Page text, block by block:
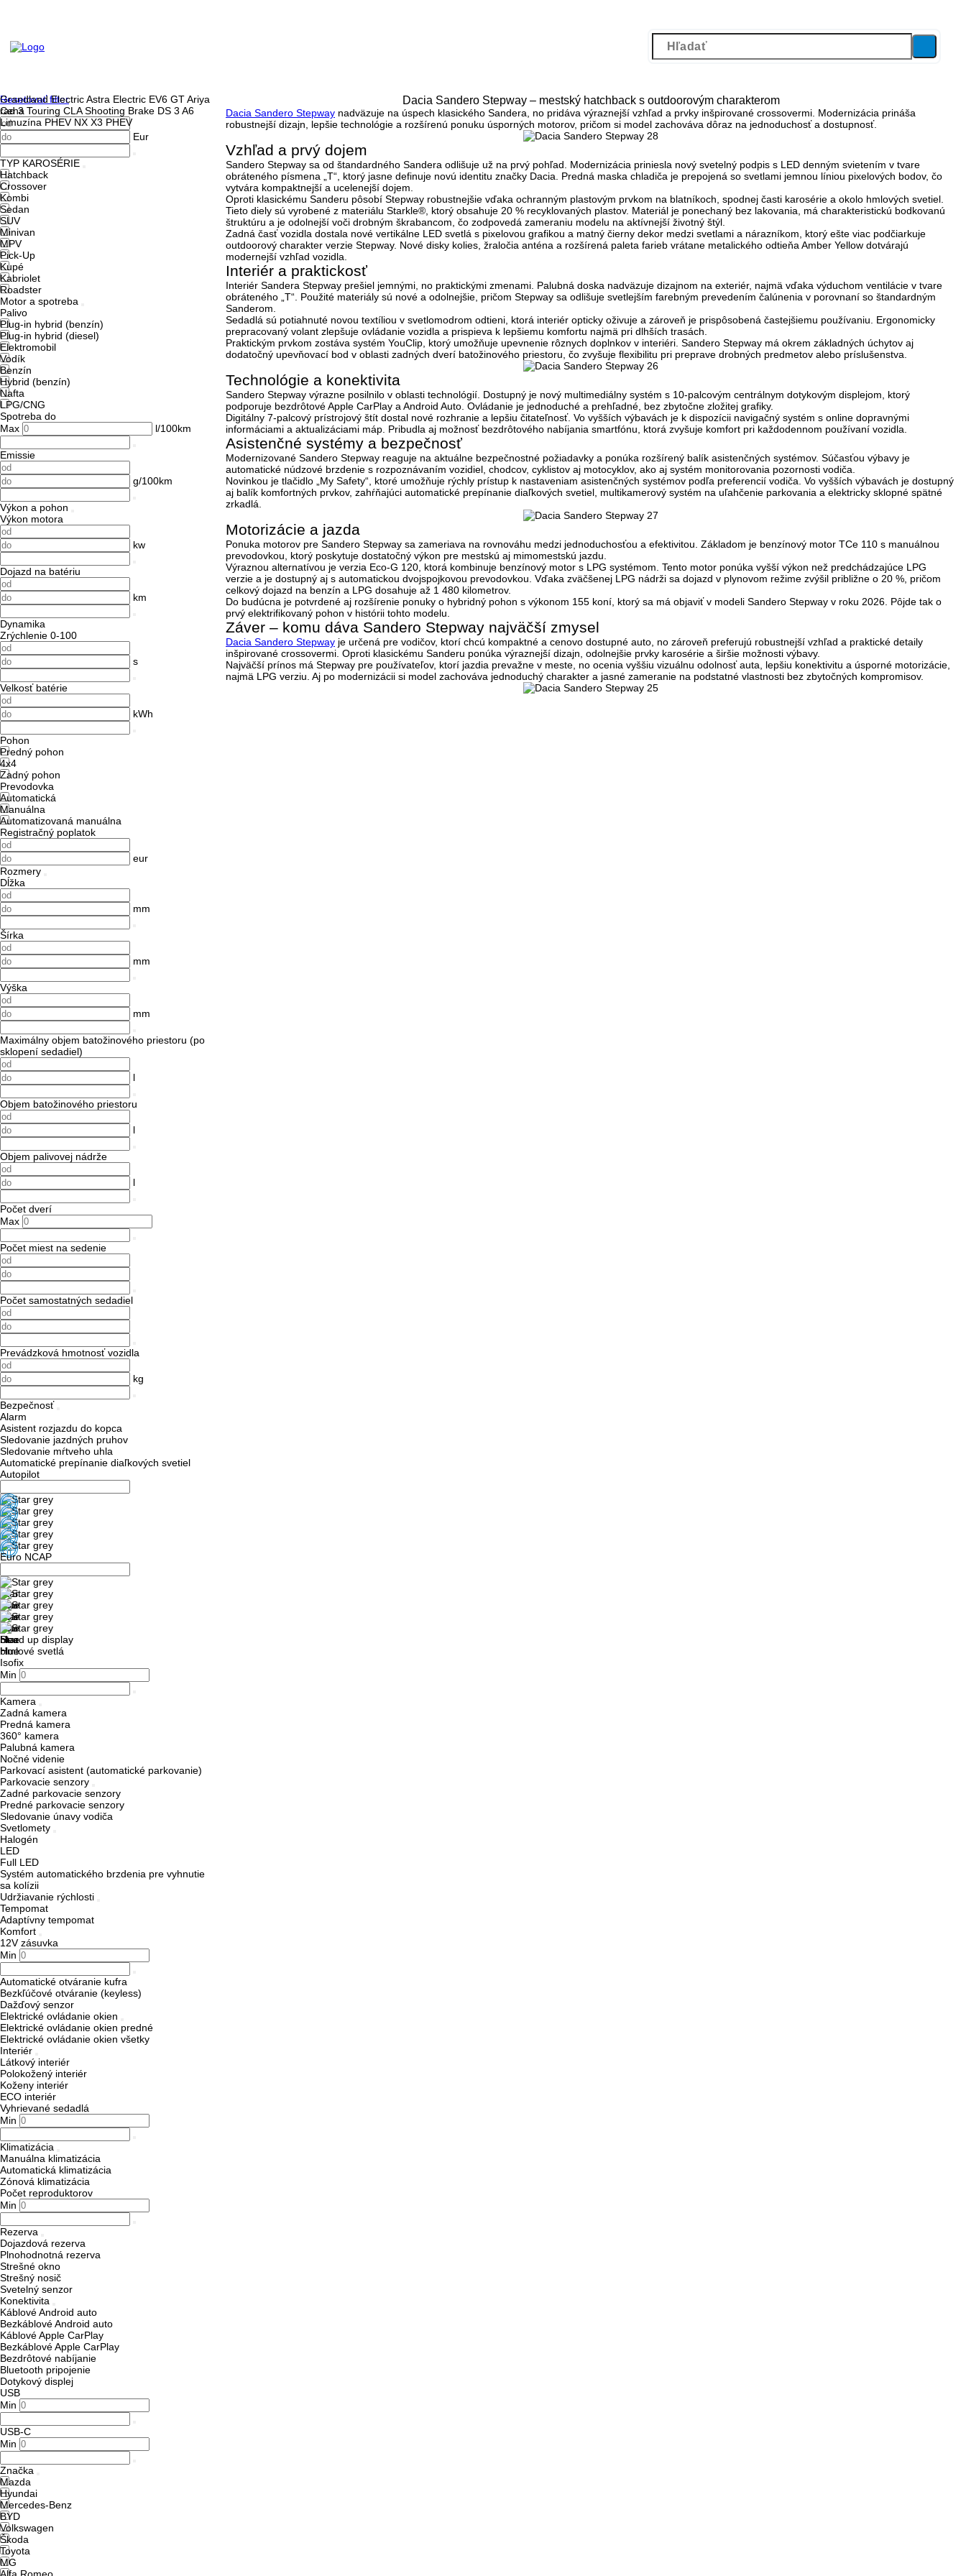
Resetovať filter
Cena
Eur
TYP KAROSÉRIE
Hatchback
Crossover
Kombi
Sedan
SUV
Minivan
MPV
Pick-Up
Kupé
Kabriolet
Roadster
Motor a spotreba
Palivo
Plug-in hybrid (benzín)
Plug-in hybrid (diesel)
Elektromobil
Vodík
Benzín
Hybrid (benzín)
Nafta
LPG/CNG
Spotreba do
Max
l/100km
Emissie
g/100km
Výkon a pohon
Výkon motora
kw
Dojazd na batériu
km
Dynamika
Zrýchlenie 0-100
s
Velkosť batérie
kWh
Pohon
Predný pohon
4x4
Zadný pohon
Prevodovka
Automatická
Manuálna
Automatizovaná manuálna
Registračný poplatok
eur
Rozmery
Dĺžka
mm
Šírka
mm
Výška
mm
Maximálny objem batožinového priestoru (po
sklopení sedadiel)
l
Objem batožinového priestoru
l
Objem palivovej nádrže
l
Počet dverí
Max
Počet miest na sedenie
Počet samostatných sedadiel
Prevádzková hmotnosť vozidla
kg
Bezpečnosť
Alarm
Asistent rozjazdu do kopca
Sledovanie jazdných pruhov
Sledovanie mŕtveho uhla
Automatické prepínanie diaľkových svetiel
Autopilot
Euro NCAP
Head up display
Hmlové svetlá
Isofix
Min
Kamera
Zadná kamera
Predná kamera
360° kamera
Palubná kamera
Nočné videnie
Parkovací asistent (automatické parkovanie)
Parkovacie senzory
Zadné parkovacie senzory
Predné parkovacie senzory
Sledovanie únavy vodiča
Svetlomety
Halogén
LED
Full LED
Systém automatického brzdenia pre vyhnutie
sa kolízii
Udržiavanie rýchlosti
Tempomat
Adaptívny tempomat
Komfort
12V zásuvka
Min
Automatické otváranie kufra
Bezkľúčové otváranie (keyless)
Dažďový senzor
Elektrické ovládanie okien
Elektrické ovládanie okien predné
Elektrické ovládanie okien všetky
Interiér
Látkový interiér
Polokožený interiér
Koženy interiér
ECO interiér
Vyhrievané sedadlá
Min
Klimatizácia
Manuálna klimatizácia
Automatická klimatizácia
Zónová klimatizácia
Počet reproduktorov
Min
Rezerva
Dojazdová rezerva
Plnohodnotná rezerva
Strešné okno
Strešný nosič
Svetelný senzor
Konektivita
Káblové Android auto
Bezkáblové Android auto
Káblové Apple CarPlay
Bezkáblové Apple CarPlay
Bezdrôtové nabíjanie
Bluetooth pripojenie
Dotykový displej
USB
Min
USB-C
Min
Značka
Mazda
Hyundai
Mercedes-Benz
BYD
Volkswagen
Škoda
Toyota
MG
Alfa Romeo
Grandland ElectricAstra Electric EV6 GTAriya
rad 3 Touring CLA Shooting Brake DS 3 A6
Limuzína PHEV NX X3 PHEV
Dacia Sandero Stepway – mestský hatchback s outdoorovým charakterom
Dacia Sandero Stepway nadväzuje na úspech klasického Sandera, no pridáva výraznejší vzhľad a prvky inšpirované crossovermi. Modernizácia prináša
robustnejší dizajn, lepšie technológie a rozšírenú ponuku úsporných motorov, pričom si model zachováva dôraz na jednoduchosť a dostupnosť.
Vzhľad a prvý dojem
Sandero Stepway sa od štandardného Sandera odlišuje už na prvý pohľad. Modernizácia priniesla nový svetelný podpis s LED denným svietením v tvare
obráteného písmena „T“, ktorý jasne definuje novú identitu značky Dacia. Predná maska chladiča je prepojená so svetlami jemnou líniou pixelových bodov, čo
vytvára kompaktnejší a ucelenejší dojem.
Oproti klasickému Sanderu pôsobí Stepway robustnejšie vďaka ochranným plastovým prvkom na blatníkoch, spodnej časti karosérie a okolo hmlových svetiel.
Tieto diely sú vyrobené z materiálu Starkle® , ktorý obsahuje 20 % recyklovaných plastov. Materiál je ponechaný bez lakovania, má charakteristickú bodkovanú
štruktúru a je odolnejší voči drobným škrabancom, čo zodpovedá zameraniu modelu na aktívnejší životný štýl.
Zadná časť vozidla dostala nové vertikálne LED svetlá s pixelovou grafikou a matný čierny dekor medzi svetlami a nárazníkom, ktorý ešte viac podčiarkuje
outdoorový charakter verzie Stepway. Nové disky kolies, žraločia anténa a rozšírená paleta farieb vrátane metalického odtieňa Amber Yellow dotvárajú
modernejší vzhľad vozidla.
Interiér a praktickosť
Interiér Sandera Stepway prešiel jemnými, no praktickými zmenami. Palubná doska nadväzuje dizajnom na exteriér, najmä vďaka výduchom ventilácie v tvare
obráteného „T“. Použité materiály sú nové a odolnejšie, pričom Stepway sa odlišuje svetlejším farebným prevedením čalúnenia v porovnaní so štandardným
Sanderom.
Sedadlá sú potiahnuté novou textíliou v svetlomodrom odtieni, ktorá interiér opticky oživuje a zároveň je prispôsobená častejšiemu používaniu. Ergonomicky
prepracovaný volant zlepšuje ovládanie vozidla a prispieva k lepšiemu komfortu najmä pri dlhších trasách.
Praktickým prvkom zostáva systém YouClip , ktorý umožňuje upevnenie rôznych doplnkov v interiéri. Sandero Stepway má okrem základných úchytov aj
dodatočný upevňovací bod v oblasti zadných dverí batožinového priestoru, čo zvyšuje flexibilitu pri preprave drobných predmetov alebo príslušenstva.
Technológie a konektivita
Sandero Stepway výrazne posilnilo v oblasti technológií. Dostupný je nový multimediálny systém s 10-palcovým centrálnym dotykovým displejom, ktorý
podporuje bezdrôtovéApple CarPlay a Android Auto . Ovládanie je jednoduché a prehľadné, bez zbytočne zložitej grafiky.
Digitálny 7-palcový prístrojový štít dostal nové rozhranie a lepšiu čitateľnosť. Vo vyšších výbavách je k dispozícii navigačný systém s online dopravnými
informáciami a aktualizáciami máp. Pribudla aj možnosť bezdrôtového nabíjania smartfónu , ktorá zvyšuje komfort pri každodennom používaní vozidla.
Asistenčné systémy a bezpečnosť
Modernizované Sandero Stepway reaguje na aktuálne bezpečnostné požiadavky a ponúka rozšírený balík asistenčných systémov. Súčasťou výbavy je
automatické núdzové brzdenie s rozpoznávaním vozidiel, chodcov, cyklistov aj motocyklov, ako aj systém monitorovania pozornosti vodiča.
Novinkou je tlačidlo
„My Safety“ , ktoré umožňuje rýchly prístup k nastaveniam asistenčných systémov podľa preferencií vodiča. Vo vyšších výbavách je dostupný
aj balík komfortných prvkov, zahŕňajúci automatické prepínanie diaľkových svetiel, multikamerový systém na uľahčenie parkovania a elektricky sklopné spätné
zrkadlá.
Motorizácie a jazda
Ponuka motorov pre Sandero Stepway sa zameriava na rovnováhu medzi jednoduchosťou a efektivitou. Základom je benzínový motor TCe 110 s manuálnou
prevodovkou, ktorý poskytuje dostatočný výkon pre mestskú aj mimomestskú jazdu.
Výraznou alternatívou je verzia Eco-G 120 , ktorá kombinuje benzínový motor s LPG systémom. Tento motor ponúka vyšší výkon než predchádzajúce LPG
verzie a je dostupný aj s automatickou dvojspojkovou prevodovkou. Vďaka zväčšenej LPG nádrži sa dojazd v plynovom režime zvýšil približne o 20 %, pričom
celkový dojazd na benzín a LPG dosahuje až 1 480 kilometrov.
Do budúcna je potvrdené aj rozšírenie ponuky o hybridný pohon s výkonom 155 koní, ktorý sa má objaviť v modeli Sandero Stepway v roku 2026. Pôjde tak o
prvý elektrifikovaný pohon v histórii tohto modelu.
Záver – komu dáva Sandero Stepway najväčší zmysel
Dacia Sandero Stepway je určená pre vodičov, ktorí chcú kompaktné a cenovo dostupné auto, no zároveň preferujú robustnejší vzhľad a praktické detaily
inšpirované crossovermi. Oproti klasickému Sanderu ponúka výraznejší dizajn, odolnejšie prvky karosérie a širšie možnosti výbavy.
Najväčší prínos má Stepway pre používateľov, ktorí jazdia prevažne v meste, no ocenia vyššiu vizuálnu odolnosť auta, lepšiu konektivitu a úsporné motorizácie,
najmä LPG verziu. Aj po modernizácii si model zachováva jednoduchý charakter a jasné zameranie na podstatné vlastnosti bez zbytočných kompromisov.